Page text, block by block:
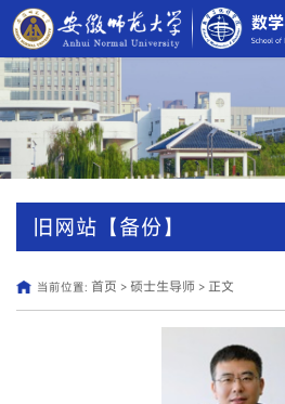
旧网站【备份】
当前位置: 首页 > 硕士生导师 > 正文